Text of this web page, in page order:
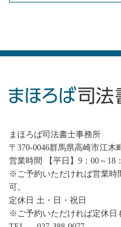
まほろば司法書士事務所
〒370-0046群馬県高崎市江木
営業時間 【平日】9：00～18
※ご予約いただければ営業時
可。
定休日 土・日・祝日
※ご予約いただければ定休日